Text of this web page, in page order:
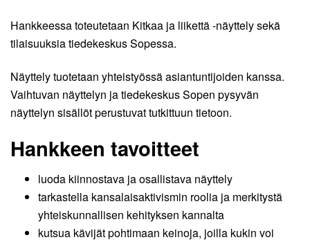
Hankkeessa toteutetaan Kitkaa ja liikettä -näyttely sekä
tilaisuuksia tiedekeskus Sopessa.
Näyttely tuotetaan yhteistyössä asiantuntijoiden kanssa.
Vaihtuvan näyttelyn ja tiedekeskus Sopen pysyvän
näyttelyn sisällöt perustuvat tutkittuun tietoon.
Hankkeen tavoitteet
luoda kiinnostava ja osallistava näyttely
tarkastella kansalaisaktivismin roolia ja merkitystä
yhteiskunnallisen kehityksen kannalta
kutsua kävijät pohtimaan keinoja, joilla kukin voi